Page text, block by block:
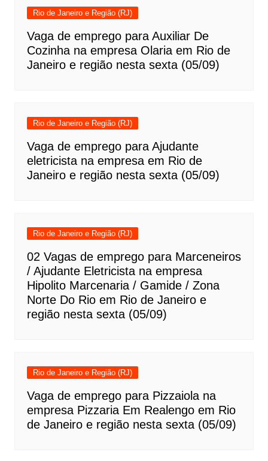
Rio de Janeiro e Região (RJ)
Vaga de emprego para Auxiliar De
Cozinha na empresa Olaria em Rio de
Janeiro e região nesta sexta (05/09)
Rio de Janeiro e Região (RJ)
Vaga de emprego para Ajudante
eletricista na empresa em Rio de
Janeiro e região nesta sexta (05/09)
Rio de Janeiro e Região (RJ)
02 Vagas de emprego para Marceneiros
/ Ajudante Eletricista na empresa
Hipolito Marcenaria / Gamide / Zona
Norte Do Rio em Rio de Janeiro e
região nesta sexta (05/09)
Rio de Janeiro e Região (RJ)
Vaga de emprego para Pizzaiola na
empresa Pizzaria Em Realengo em Rio
de Janeiro e região nesta sexta (05/09)